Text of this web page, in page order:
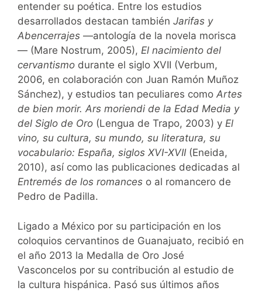
entender su poética. Entre los estudios
desarrollados destacan también Jarifas y
Abencerrajes —antología de la novela morisca
— (Mare Nostrum, 2005), El nacimiento del
cervantismo durante el siglo XVII (Verbum,
2006, en colaboración con Juan Ramón Muñoz
Sánchez), y estudios tan peculiares como Artes
de bien morir. Ars moriendi de la Edad Media y
del Siglo de Oro (Lengua de Trapo, 2003) y El
vino, su cultura, su mundo, su literatura, su
vocabulario: España, siglos XVI-XVII (Eneida,
2010), así como las publicaciones dedicadas al
Entremés de los romances o al romancero de
Pedro de Padilla.
Ligado a México por su participación en los
coloquios cervantinos de Guanajuato, recibió en
el año 2013 la Medalla de Oro José
Vasconcelos por su contribución al estudio de
la cultura hispánica. Pasó sus últimos años